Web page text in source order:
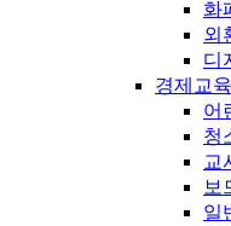
화
외
디
경제교육
어
청
교
보
일